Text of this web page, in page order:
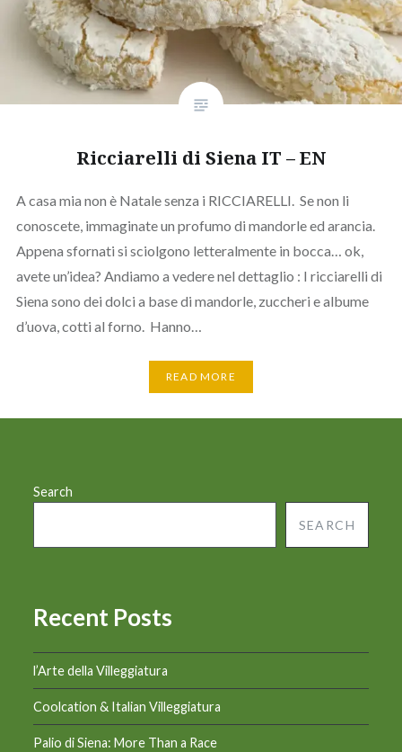
Ricciarelli di Siena IT – EN
A casa mia non è Natale senza i RICCIARELLI. Se non li
conoscete, immaginate un profumo di mandorle ed arancia.
Appena sfornati si sciolgono letteralmente in bocca… ok,
avete un’idea? Andiamo a vedere nel dettaglio : I ricciarelli di
Siena sono dei dolci a base di mandorle, zuccheri e albume
d’uova, cotti al forno. Hanno…
READ MORE
Search
SEARCH
Recent Posts
l’Arte della Villeggiatura
Coolcation & Italian Villeggiatura
Palio di Siena: More Than a Race